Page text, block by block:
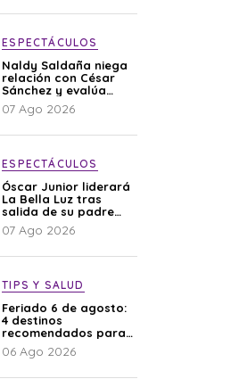
ESPECTÁCULOS
Naldy Saldaña niega
relación con César
Sánchez y evalúa
denunciar a su
esposa: “Es una
07 Ago 2026
ESPECTÁCULOS
Óscar Junior liderará
La Bella Luz tras
salida de su padre
por polémica con
Naldy Saldaña
07 Ago 2026
TIPS Y SALUD
Feriado 6 de agosto:
4 destinos
recomendados para
disfrutar el descanso
06 Ago 2026